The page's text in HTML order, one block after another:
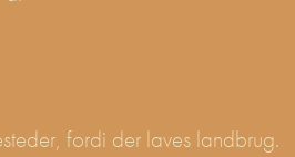
fordi der laves landbrug.